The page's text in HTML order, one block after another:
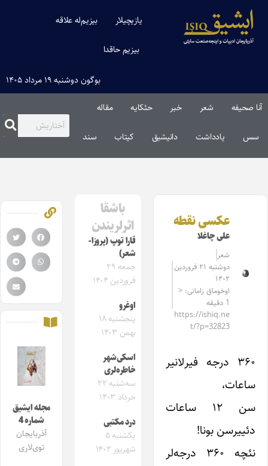
یازیچیلار بیزیم‌له علاقه
بیزیم حاقدا
بوگون دوشنبه ۱۹ مرداد ۱۴۰۵
آنا صحیفه شعر خبر حئکایه مقاله‌
سس یادداشت دانیشیق کیتاب سند
عکسی نقطه
علی چاغلا
شعر
دوشنبه ۲۱ فروردین
۱۴۰۲
اوخوماق زامانی: <
1 دقیقه
https://ishiq.ne
t/?p=32823
۳۶۰ درجه فیرلانیر
ساعات،
سن ۱۲ ساعات
دئییرسن بونا!
نئچه ۳۶۰ درجه‌لر
باشقا
اثرلریندن
قارا توپ (پروزا-
شعر)
جمعه ۲۹
فروردین ۱۴۰۴
اوغرو
پنجشنبه ۱۸
بهمن ۱۴۰۳
اسکی‌شهر
خاطره‌لری
سه‌شنبه ۲۲
خرداد ۱۴۰۳
درد مکتبی
یکشنبه ۵
شهریور ۱۴۰۲
مجله ایشیق
شماره 4
آذربایجان
توی‌لاری